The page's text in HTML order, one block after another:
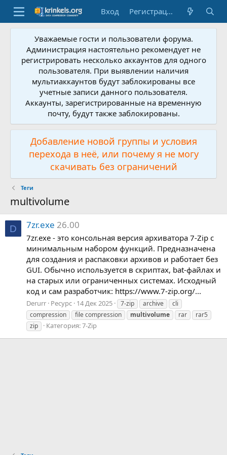
Вход Регистрация
Уважаемые гости и пользователи форума.
Администрация настоятельно рекомендует не
регистрировать несколько аккаунтов для одного
пользователя. При выявлении наличия
мультиаккаунтов будут заблокированы все
учетные записи данного пользователя.
Аккаунты, зарегистрированные на временную
почту, будут также заблокированы.
Добавление новой группы и условия
перехода в неё, или почему я не могу
скачивать без ограничений
Теги
multivolume
D 7zr.exe 26.00
7zr.exe - это консольная версия архиватора 7-Zip с
минимальным набором функций. Предназначена
для создания и распаковки архивов и работает без
GUI. Обычно используется в скриптах, bat-файлах и
на старых или ограниченных системах. Исходный
код и сам разработчик: https://www.7-zip.org/...
Derurr Ресурс 14 Дек 2025 7-zip archive
cli
compression
file compression multivolume rar
rar5
zip
Категория:7-Zip